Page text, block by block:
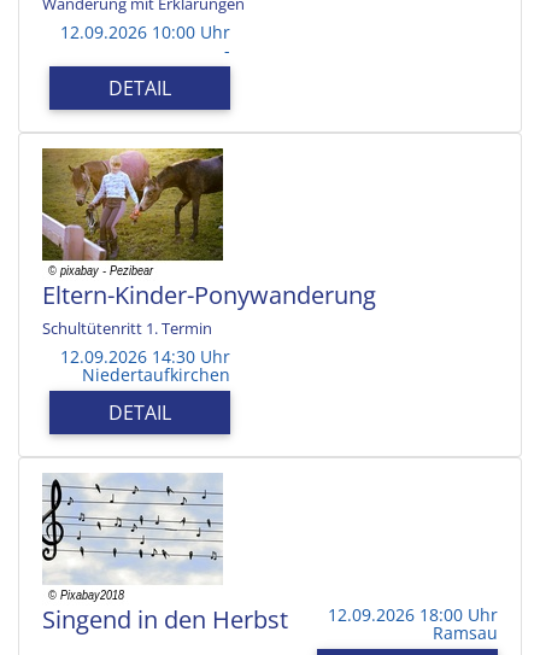
12.09.2026 10:00 Uhr
-
DETAIL
Eltern-Kinder-Ponywanderung
Schultütenritt 1. Termin
12.09.2026 14:30 Uhr
Niedertaufkirchen
DETAIL
Singend in den Herbst 12.09.2026 18:00 Uhr
Ramsau